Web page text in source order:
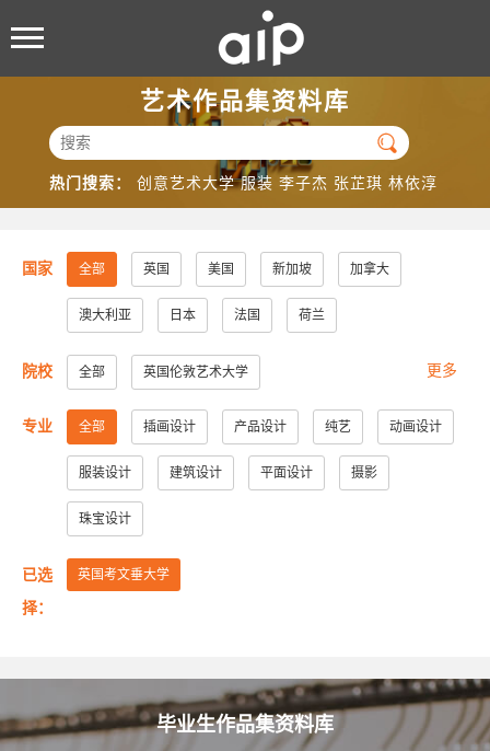
艺术作品集资料库

热门搜索： 创意艺术大学 服装 李子杰 张芷琪 林依淳
国家 全部 英国 美国 新加坡 加拿大
澳大利亚 日本 法国 荷兰
院校 全部 英国伦敦艺术大学
美国加州大学洛杉矶分校 美国加州大学圣地亚哥分校
美国纽约视觉艺术学院 美国帕森斯设计学院
美国艺术中心设计学院
美国纽约普瑞特艺术学院
英国赫特福德大学
英国金斯顿大学 英国格拉斯哥艺术学院
更多
专业 全部 插画设计 产品设计 纯艺 动画设计
服装设计 建筑设计 平面设计 摄影
珠宝设计
已选
择：
英国考文垂大学
毕业生作品集资料库